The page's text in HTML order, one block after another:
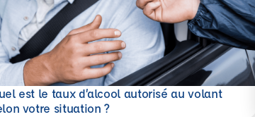
est le taux d’alcool autorisé au volant
votre situation ?
plus